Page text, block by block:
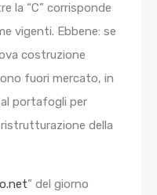
la “C” corrisponde
vigenti. Ebbene: se
costruzione
fuori mercato, in
portafogli per
della
” del giorno